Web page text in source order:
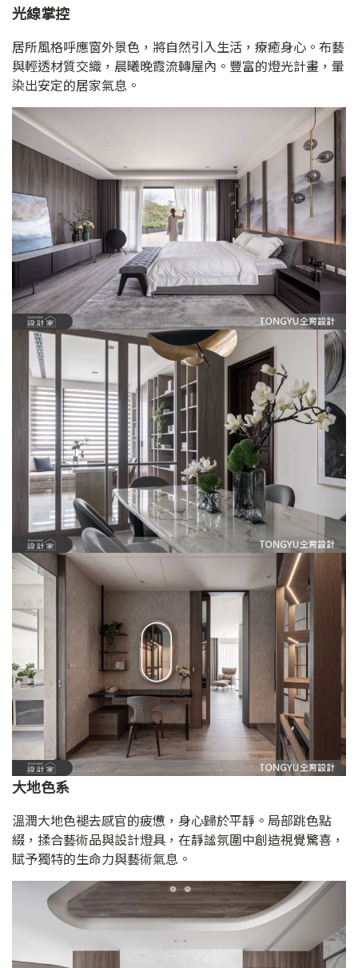
光線掌控
居所風格呼應窗外景色，將自然引入生活，療癒身心。布藝
與輕透材質交織，晨曦晚霞流轉屋內。豐富的燈光計畫，暈
染出安定的居家氣息。
大地色系
溫潤大地色褪去感官的疲憊，身心歸於平靜。局部跳色點
綴，揉合藝術品與設計燈具，在靜謐氛圍中創造視覺驚喜，
賦予獨特的生命力與藝術氣息。